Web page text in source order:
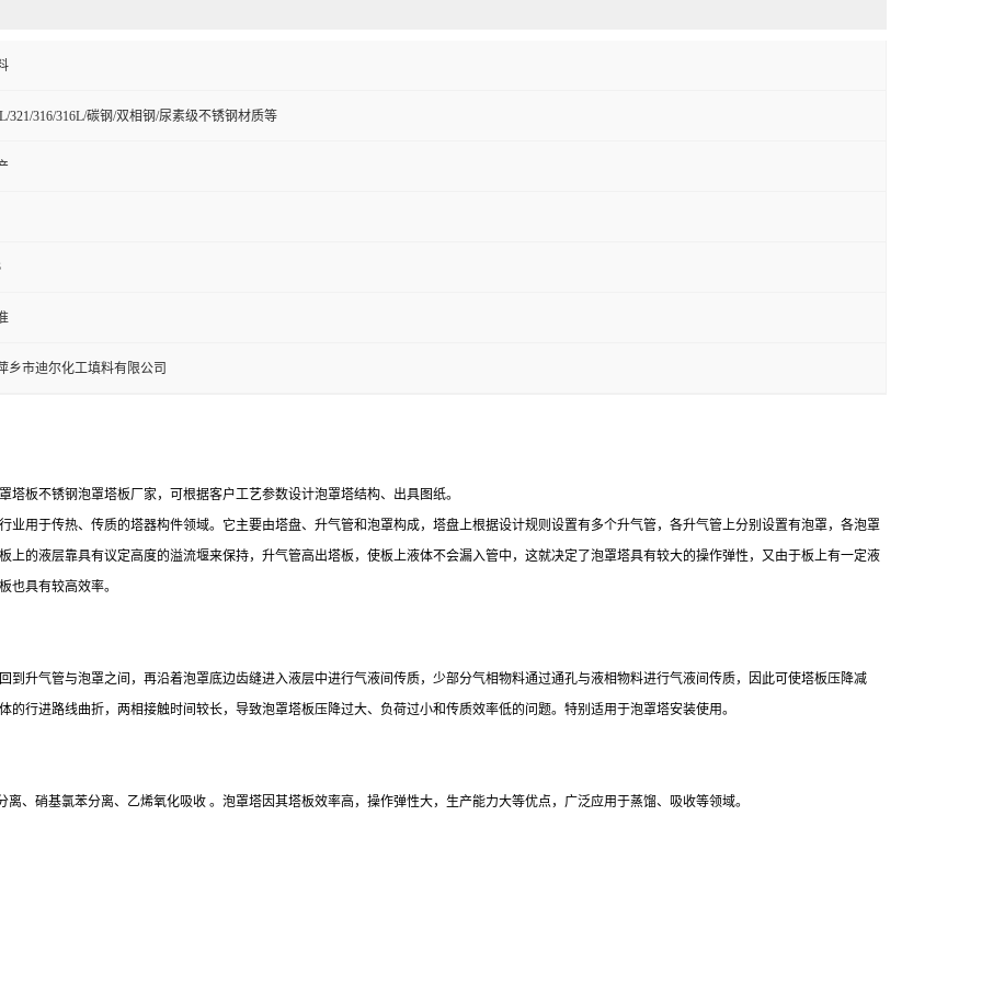
321/316/316L/碳钢/双相钢/尿素级不锈钢材质等
乡市迪尔化工填料有限公司
板不锈钢泡罩塔板厂家，可根据客户工艺参数设计泡罩塔结构、出具图纸。
业用于传热、传质的塔器构件领域。它主要由塔盘、升气管和泡罩构成，塔盘上根据设计规则设置有多个升气管，各升气管上分别设置有泡罩，各泡罩
上的液层靠具有议定高度的溢流堰来保持，升气管高出塔板，使板上液体不会漏入管中，这就决定了泡罩塔具有较大的操作弹性，又由于板上有一定液
也具有较高效率。
气管与泡罩之间，再沿着泡罩底边齿缝进入液层中进行气液间传质，少部分气相物料通过通孔与液相物料进行气液间传质，因此可使塔板压降减
行进路线曲折，两相接触时间较长，导致泡罩塔板压降过大、负荷过小和传质效率低的问题。特别适用于泡罩塔安装使用。
离、硝基氯苯分离、乙烯氧化吸收 。泡罩塔因其塔板效率高，操作弹性大，生产能力大等优点，广泛应用于蒸馏、吸收等领域。